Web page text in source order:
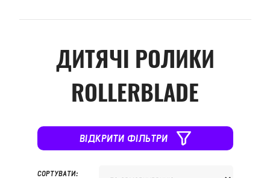
ДИТЯЧІ РОЛИКИ
ROLLERBLADE
ВІДКРИТИ ФІЛЬТРИ
СОРТУВАТИ: